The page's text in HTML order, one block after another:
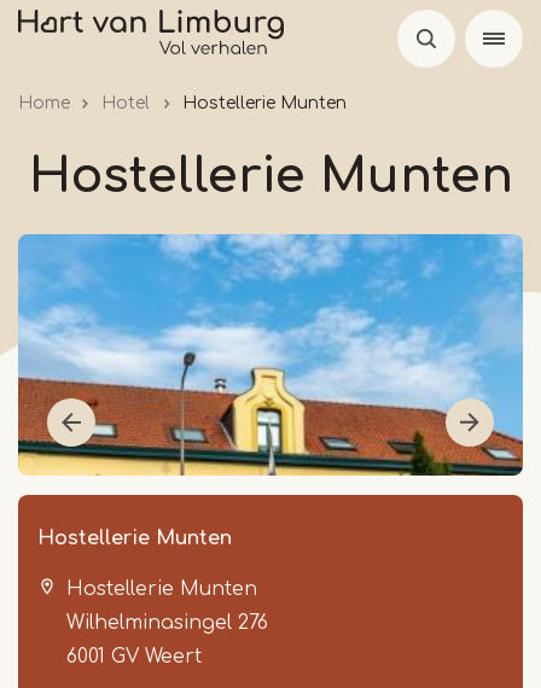
Overslaan
inhoud
gaan
Home Hotel Hostellerie Munten
Hostellerie Munten
Hostellerie Munten
Hostellerie Munten
Wilhelminasingel 276
6001 GV Weert